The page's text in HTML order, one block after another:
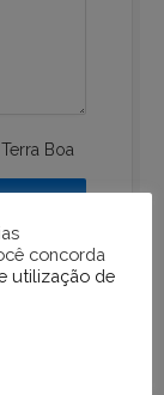
Boa
concorda
utilização de